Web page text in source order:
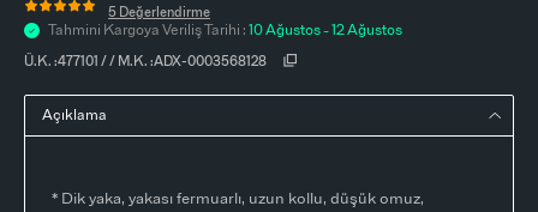
Açıklama
* Dik yaka, yakası fermuarlı, uzun kollu, düşük omuz,
Ü.K. :477101 / / M.K. :ADX-0003568128
5 Değerlendirme
Tahmini Kargoya Veriliş Tarihi : 10 Ağustos - 12 Ağustos